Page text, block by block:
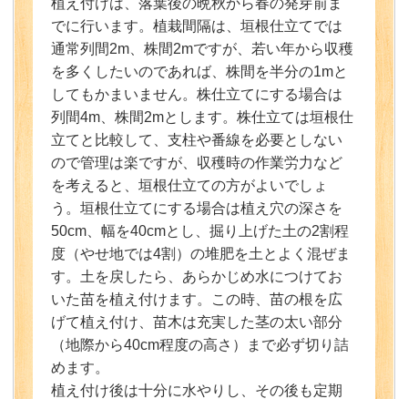
でに行います。植栽間隔は、垣根仕立てでは
通常列間2m、株間2mですが、若い年から収穫
を多くしたいのであれば、株間を半分の1mと
してもかまいません。株仕立てにする場合は
列間4m、株間2mとします。株仕立ては垣根仕
立てと比較して、支柱や番線を必要としない
ので管理は楽ですが、収穫時の作業労力など
を考えると、垣根仕立ての方がよいでしょ
う。垣根仕立てにする場合は植え穴の深さを
50cm、幅を40cmとし、掘り上げた土の2割程
度（やせ地では4割）の堆肥を土とよく混ぜま
す。土を戻したら、あらかじめ水につけてお
いた苗を植え付けます。この時、苗の根を広
げて植え付け、苗木は充実した茎の太い部分
（地際から40cm程度の高さ）まで必ず切り詰
めます。
植え付け後は十分に水やりし、その後も定期